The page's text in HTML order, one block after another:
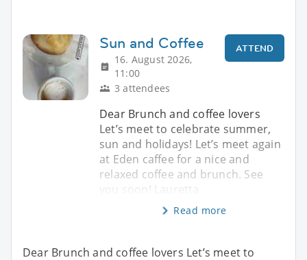
Sun and Coffee
16. August 2026,
11:00
3 attendees
ATTEND
Dear Brunch and coffee lovers
Let’s meet to celebrate summer,
sun and holidays! Let’s meet again
at Eden caffee for a nice and
relaxed coffee and brunch. See
you soon! Lauretta
Read more
Dear Brunch and coffee lovers Let’s meet to